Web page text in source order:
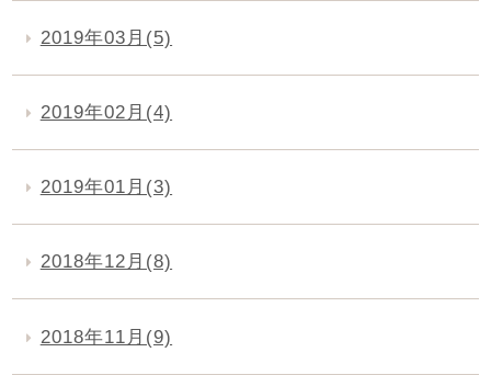
2019年03月(5)
2019年02月(4)
2019年01月(3)
2018年12月(8)
2018年11月(9)